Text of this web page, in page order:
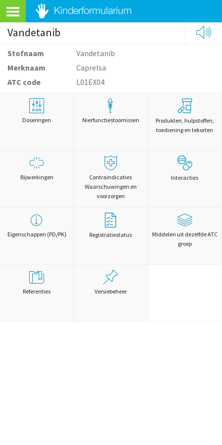
Vandetanib
Stofnaam
Vandetanib
Merknaam
Caprelsa
ATC code
L01EX04
Doseringen Nierfunctiestoornissen
Produkten, hulpstoffen,
toediening en tekorten
Bijwerkingen
Contraindicaties
Waarschuwingen en
voorzorgen
Interacties
Eigenschappen (PD/PK) Registratiestatus
Middelen uit dezelfde ATC
groep
Referenties Versiebeheer